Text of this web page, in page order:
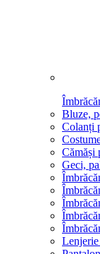
Bluze,
Colanți
Cămăși
Geci,